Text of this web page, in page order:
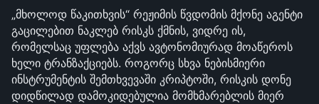
„მხოლოდ წაკითხვის“ რეჟიმის წვდომის მქონე აგენტი
გაცილებით ნაკლებ რისკს ქმნის, ვიდრე ის,
რომელსაც უფლება აქვს ავტონომიურად მოაწეროს
ხელი ტრანზაქციებს. როგორც სხვა ნებისმიერი
ინსტრუმენტის შემთხვევაში კრიპტოში, რისკის დონე
დიდწილად დამოკიდებულია მომხმარებლის მიერ